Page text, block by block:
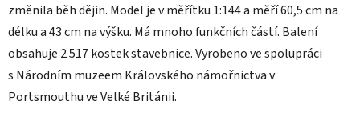
změnila běh dějin. Model je v měřítku 1:144 a měří 60,5 cm na
délku a 43 cm na výšku. Má mnoho funkčních částí. Balení
obsahuje 2 517 kostek stavebnice. Vyrobeno ve spolupráci
s Národním muzeem Královského námořnictva v
Portsmouthu ve Velké Británii.